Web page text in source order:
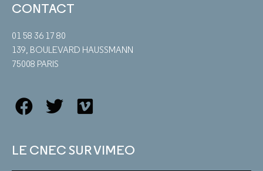
CONTACT
01 58 36 17 80
139, BOULEVARD HAUSSMANN
75008 PARIS
LE CNEC SUR VIMEO